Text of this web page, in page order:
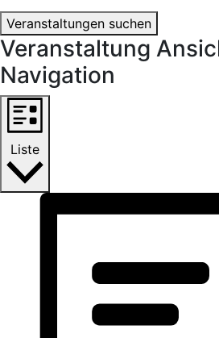
Veranstaltungen suchen
Veranstaltung
Navigation
Liste